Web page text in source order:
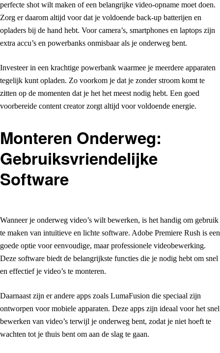
perfecte shot wilt maken of een belangrijke video-opname moet doen.
Zorg er daarom altijd voor dat je voldoende back-up batterijen en
opladers bij de hand hebt. Voor camera’s, smartphones en laptops zijn
extra accu’s en powerbanks onmisbaar als je onderweg bent.
Investeer in een krachtige powerbank waarmee je meerdere apparaten
tegelijk kunt opladen. Zo voorkom je dat je zonder stroom komt te
zitten op de momenten dat je het het meest nodig hebt. Een goed
voorbereide content creator zorgt altijd voor voldoende energie.
Monteren Onderweg:
Gebruiksvriendelijke
Software
Wanneer je onderweg video’s wilt bewerken, is het handig om gebruik
te maken van intuïtieve en lichte software. Adobe Premiere Rush is een
goede optie voor eenvoudige, maar professionele videobewerking.
Deze software biedt de belangrijkste functies die je nodig hebt om snel
en effectief je video’s te monteren.
Daarnaast zijn er andere apps zoals LumaFusion die speciaal zijn
ontworpen voor mobiele apparaten. Deze apps zijn ideaal voor het snel
bewerken van video’s terwijl je onderweg bent, zodat je niet hoeft te
wachten tot je thuis bent om aan de slag te gaan.